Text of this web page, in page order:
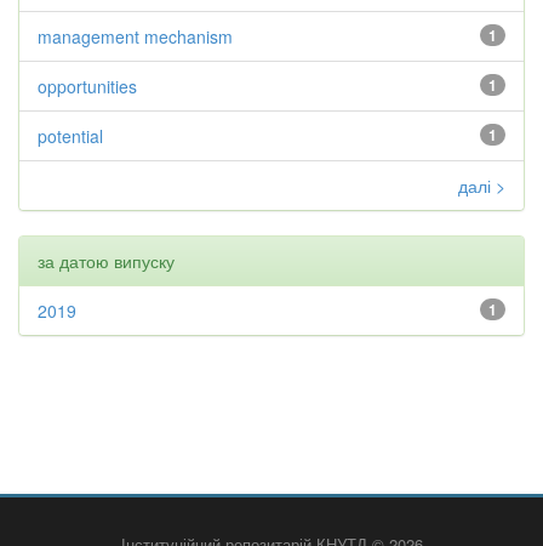
1
management mechanism
1
opportunities
1
potential
далі >
за датою випуску
1
2019